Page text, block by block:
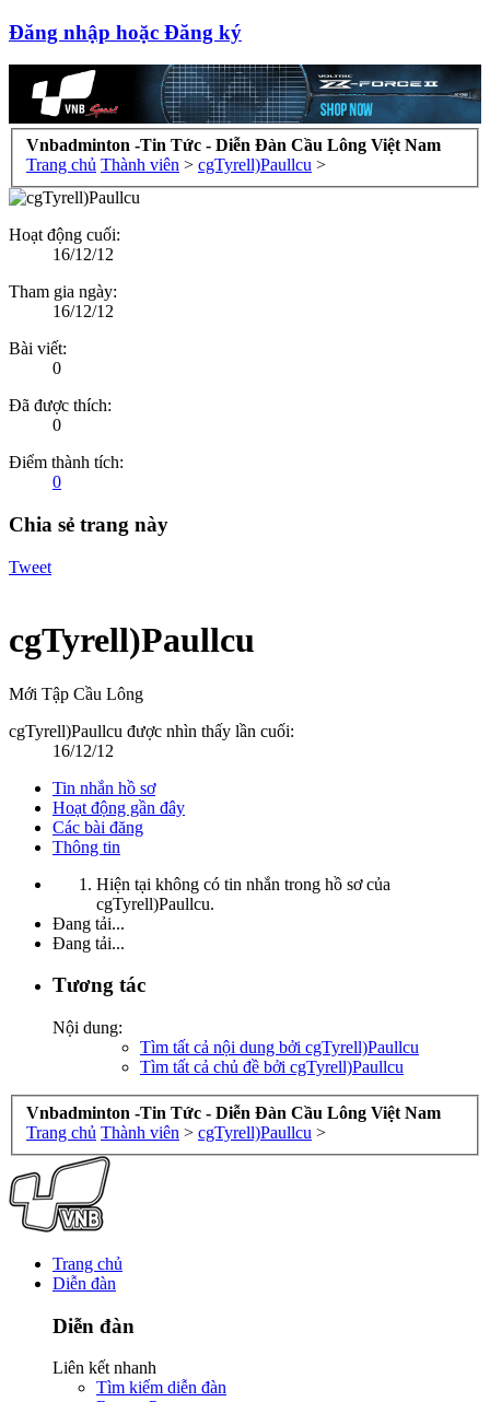
Đăng nhập hoặc Đăng ký
Vnbadminton -Tin Tức - Diễn Đàn Cầu Lông Việt Nam
Trang chủ Thành viên > cgTyrell)Paullcu >
Hoạt động cuối:
16/12/12
Tham gia ngày:
16/12/12
Bài viết:
0
Đã được thích:
0
Điểm thành tích:
0
Chia sẻ trang này
Tweet
cgTyrell)Paullcu
Mới Tập Cầu Lông
cgTyrell)Paullcu được nhìn thấy lần cuối:
16/12/12
Tin nhắn hồ sơ
Hoạt động gần đây
Các bài đăng
Thông tin
Hiện tại không có tin nhắn trong hồ sơ của
cgTyrell)Paullcu.
Đang tải...
Đang tải...
Tương tác
Nội dung:
Tìm tất cả nội dung bởi cgTyrell)Paullcu
Tìm tất cả chủ đề bởi cgTyrell)Paullcu
Vnbadminton -Tin Tức - Diễn Đàn Cầu Lông Việt Nam
Trang chủ Thành viên > cgTyrell)Paullcu >
Trang chủ
Diễn đàn
Diễn đàn
Liên kết nhanh
Tìm kiếm diễn đàn